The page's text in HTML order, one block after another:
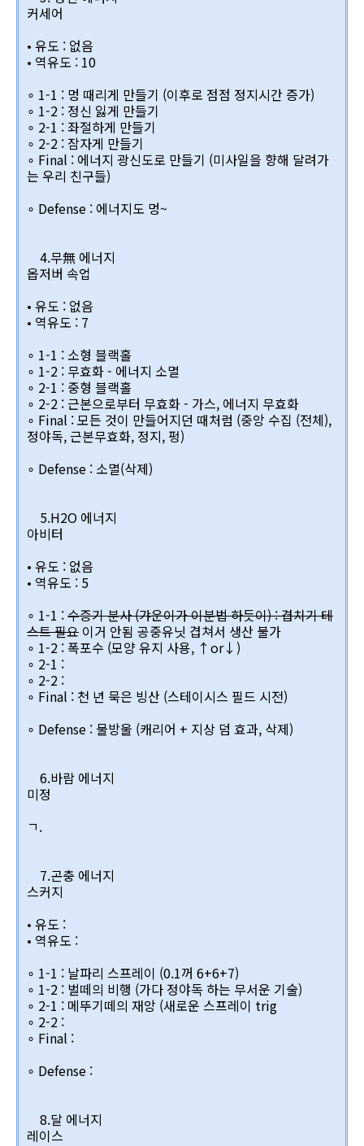
커세어
• 유도 : 없음
• 역유도 : 10
∘ 1-1 : 멍 때리게 만들기 (이후로 점점 정지시간 증가)
∘ 1-2 : 정신 잃게 만들기
∘ 2-1 : 좌절하게 만들기
∘ 2-2 : 잠자게 만들기
∘ Final : 에너지 광신도로 만들기 (미사일을 향해 달려가
는 우리 친구들)
∘ Defense : 에너지도 멍~
4.무無 에너지
옵저버 속업
• 유도 : 없음
• 역유도 : 7
∘ 1-1 : 소형 블랙홀
∘ 1-2 : 무효화 - 에너지 소멸
∘ 2-1 : 중형 블랙홀
∘ 2-2 : 근본으로부터 무효화 - 가스, 에너지 무효화
∘ Final : 모든 것이 만들어지던 때처럼 (중앙 수집 (전체),
정야독, 근본무효화, 정지, 펑)
∘ Defense : 소멸(삭제)
5.H2O 에너지
아비터
• 유도 : 없음
• 역유도 : 5
∘ 1-1 :수증기 분사 (갸운이가 이분법 하듯이) : 겹치기 테
스트 필요 이거 안됨 공중유닛 겹쳐서 생산 불가
∘ 1-2 : 폭포수 (모양 유지 사용, ↑or↓)
∘ 2-1 :
∘ 2-2 :
∘ Final : 천 년 묵은 빙산 (스테이시스 필드 시전)
∘ Defense : 물방울 (캐리어 + 지상 덤 효과, 삭제)
6.바람 에너지
미정
ㄱ.
7.곤충 에너지
스커지
• 유도 :
• 역유도 :
∘ 1-1 : 날파리 스프레이 (0.1꺼 6+6+7)
∘ 1-2 : 벌떼의 비행 (가다 정야독 하는 무서운 기술)
∘ 2-1 : 메뚜기떼의 재앙 (새로운 스프레이 trig
∘ 2-2 :
∘ Final :
∘ Defense :
8.달 에너지
레이스